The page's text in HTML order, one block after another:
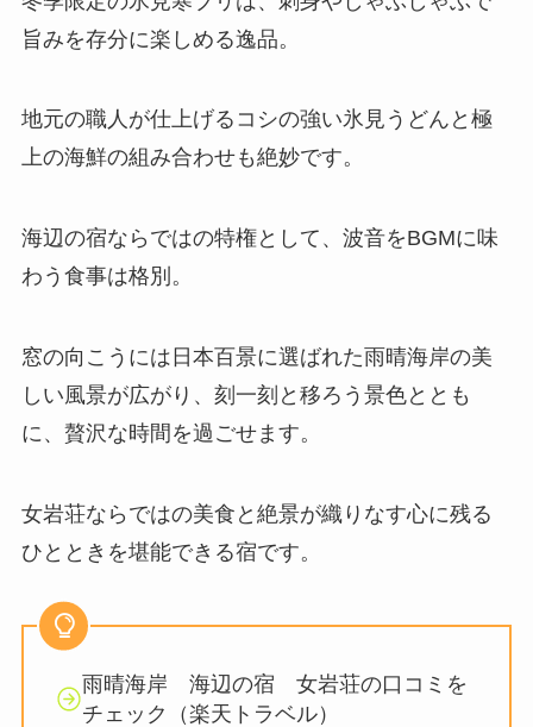
旨みを存分に楽しめる逸品。
地元の職人が仕上げるコシの強い氷見うどんと極
上の海鮮の組み合わせも絶妙です。
海辺の宿ならではの特権として、波音をBGMに味
わう食事は格別。
窓の向こうには日本百景に選ばれた雨晴海岸の美
しい風景が広がり、刻一刻と移ろう景色ととも
に、贅沢な時間を過ごせます。
女岩荘ならではの美食と絶景が織りなす心に残る
ひとときを堪能できる宿です。
雨晴海岸 海辺の宿 女岩荘の口コミを
チェック（楽天トラベル）